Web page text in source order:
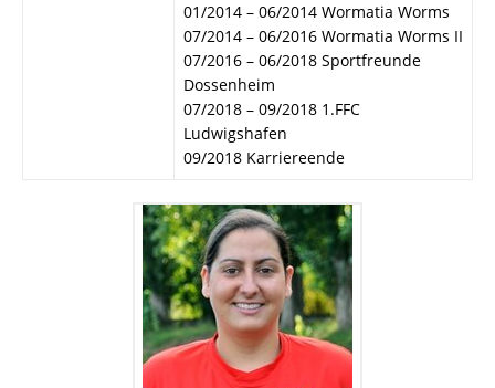
01/2014 – 06/2014 Wormatia Worms
07/2014 – 06/2016 Wormatia Worms II
07/2016 – 06/2018 Sportfreunde
Dossenheim
07/2018 – 09/2018 1.FFC
Ludwigshafen
09/2018 Karriereende